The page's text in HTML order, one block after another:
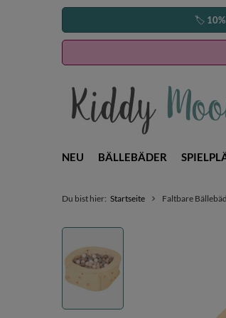
🏷️
NEU BÄLLEBÄDER
Du bist hier: Startseite Faltbare